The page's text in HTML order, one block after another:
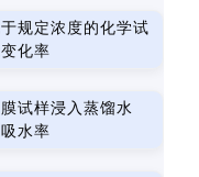
规定浓度的化学试
化率
试样浸入蒸馏水
水率